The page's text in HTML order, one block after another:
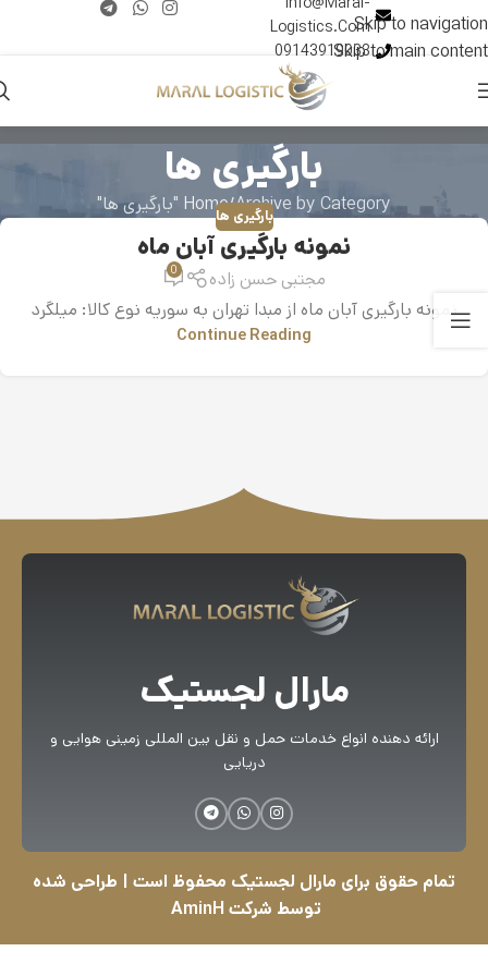
Skip to navigation
Skip to main content
Logistics.Com
09143919033
بارگیری ها
Home Archive by Category "بارگیری ها"
بارگیری ها
نمونه بارگیری آبان ماه
مجتبی حسن زاده 0
نمونه بارگیری آبان ماه از مبدا تهران به سوریه نوع کالا: میلگرد
Continue Reading
مارال لجستیک
ارائه دهنده انواع خدمات حمل و نقل بین المللی زمینی هوایی و
دریایی
تمام حقوق برای مارال لجستیک محفوظ است | طراحی شده
توسط شرکت AminH